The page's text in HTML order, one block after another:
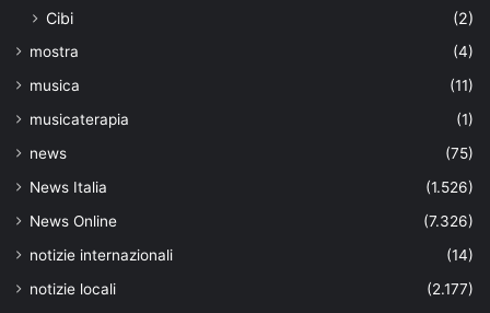
Cibi (2)
mostra
(4)
musica
(11)
musicaterapia
(1)
news
(75)
News Italia
(1.526)
News Online
(7.326)
notizie internazionali
(14)
notizie locali
(2.177)